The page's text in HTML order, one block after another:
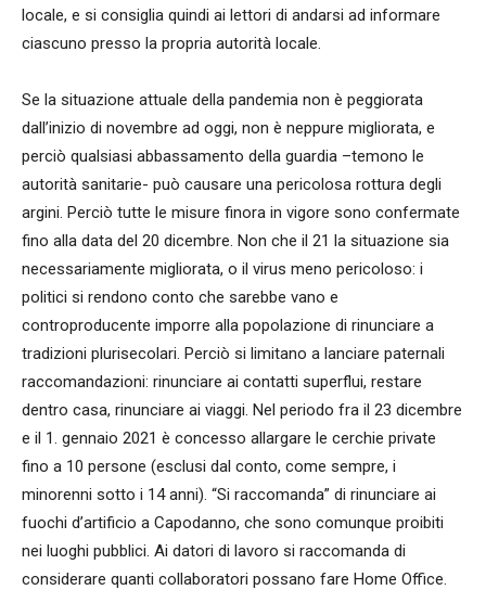
locale, e si consiglia quindi ai lettori di andarsi ad informare
ciascuno presso la propria autorità locale.
Se la situazione attuale della pandemia non è peggiorata
dall’inizio di novembre ad oggi, non è neppure migliorata, e
perciò qualsiasi abbassamento della guardia –temono le
autorità sanitarie- può causare una pericolosa rottura degli
argini. Perciò tutte le misure finora in vigore sono confermate
fino alla data del 20 dicembre. Non che il 21 la situazione sia
necessariamente migliorata, o il virus meno pericoloso: i
politici si rendono conto che sarebbe vano e
controproducente imporre alla popolazione di rinunciare a
tradizioni plurisecolari. Perciò si limitano a lanciare paternali
raccomandazioni: rinunciare ai contatti superflui, restare
dentro casa, rinunciare ai viaggi. Nel periodo fra il 23 dicembre
e il 1. gennaio 2021 è concesso allargare le cerchie private
fino a 10 persone (esclusi dal conto, come sempre, i
minorenni sotto i 14 anni). “Si raccomanda” di rinunciare ai
fuochi d’artificio a Capodanno, che sono comunque proibiti
nei luoghi pubblici. Ai datori di lavoro si raccomanda di
considerare quanti collaboratori possano fare Home Office.